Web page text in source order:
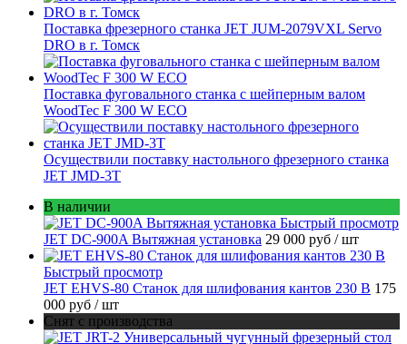
Поставка фрезерного станка JET JUM-2079VXL Servo
DRO в г. Томск
Поставка фуговального станка с шейперным валом
WoodTec F 300 W ECO
Осуществили поставку настольного фрезерного станка
JET JMD-3T
В наличии
Быстрый просмотр
JET DC-900A Вытяжная установка 29 000 руб / шт
Быстрый просмотр
JET EHVS-80 Станок для шлифования кантов 230 В 175
000 руб / шт
Снят с производства